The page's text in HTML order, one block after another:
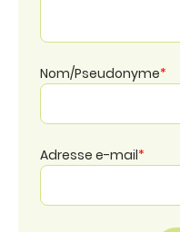
Nom/Pseudonyme*
Adresse e-mail*